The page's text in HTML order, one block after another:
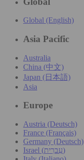
Global (English)
Asia Pacific
Australia
China (中文)
Japan (日本語)
Asia
Europe
Austria (Deutsch)
France (Français)
Germany (Deutsch)
Israel (עִברִית)